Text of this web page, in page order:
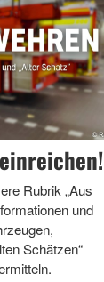
Rubrik „Aus
und
Schätzen“